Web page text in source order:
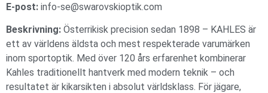
E-post: info-se@swarovskioptik.com
Beskrivning: Österrikisk precision sedan 1898 – KAHLES är
ett av världens äldsta och mest respekterade varumärken
inom sportoptik. Med över 120 års erfarenhet kombinerar
Kahles traditionellt hantverk med modern teknik – och
resultatet är kikarsikten i absolut världsklass. För jägare,